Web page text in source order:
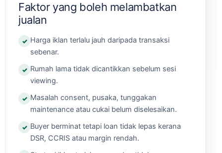
Faktor yang boleh melambatkan
jualan
Harga iklan terlalu jauh daripada transaksi
sebenar.
Rumah lama tidak dicantikkan sebelum sesi
viewing.
Masalah consent, pusaka, tunggakan
maintenance atau cukai belum diselesaikan.
Buyer berminat tetapi loan tidak lepas kerana
DSR, CCRIS atau margin rendah.